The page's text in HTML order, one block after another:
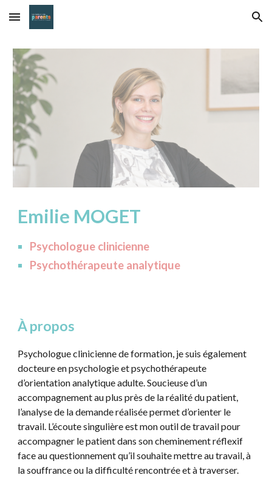
Skip to main content Skip to navigation
Emilie MOGET
Psychologue clinicienne
Psychothérapeute analytique
À propos
Psychologue clinicienne de formation, je suis également
docteure en psychologie et psychothérapeute
d’orientation analytique adulte. Soucieuse d’un
accompagnement au plus près de la réalité du patient,
l’analyse de la demande réalisée permet d’orienter le
travail. L’écoute singulière est mon outil de travail pour
accompagner le patient dans son cheminement réflexif
face au questionnement qu’il souhaite mettre au travail, à
la souffrance ou la difficulté rencontrée et à traverser.